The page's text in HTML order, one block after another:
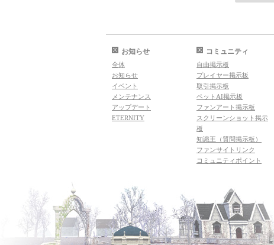
お知らせ
全体
お知らせ
イベント
メンテナンス
アップデート
ETERNITY
コミュニティ
自由掲示板
プレイヤー掲示板
取引掲示板
ペットAI掲示板
ファンアート掲示板
スクリーンショット掲示
板
知識王（質問掲示板）
ファンサイトリンク
コミュニティポイント